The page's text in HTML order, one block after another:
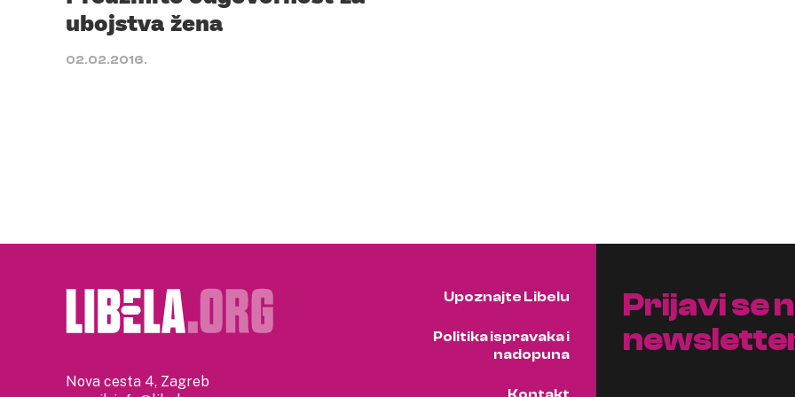
ubojstva žena
02.02.2016.
Nova cesta 4, Zagreb
Upoznajte Libelu
Politika ispravaka i
nadopuna
Prijavi se